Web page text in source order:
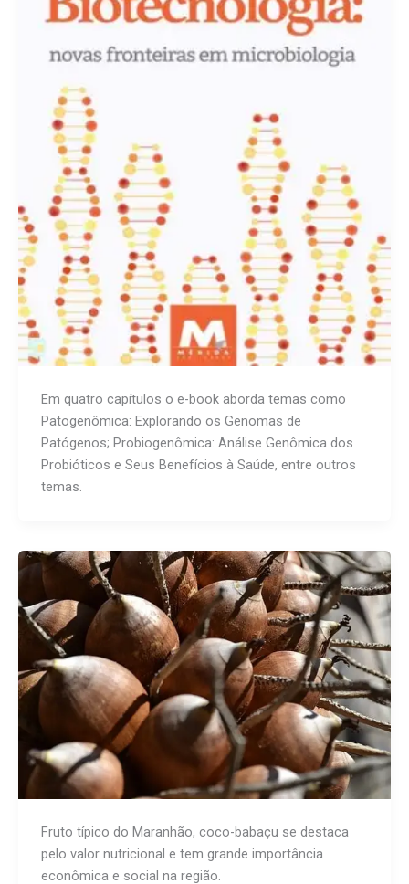
Em quatro capítulos o e-book aborda temas como
Patogenômica: Explorando os Genomas de
Patógenos; Probiogenômica: Análise Genômica dos
Probióticos e Seus Benefícios à Saúde, entre outros
temas.
Fruto típico do Maranhão, coco-babaçu se destaca
pelo valor nutricional e tem grande importância
econômica e social na região.